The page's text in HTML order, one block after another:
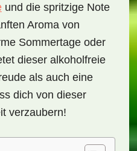
und die spritzige Note
Aroma von
Sommertage oder
dieser alkoholfreie
als auch eine
dich von dieser
verzaubern!